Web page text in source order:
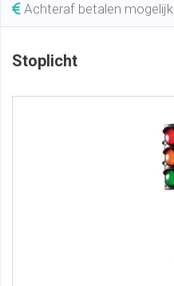
Achteraf betalen mogelijk
Stoplicht